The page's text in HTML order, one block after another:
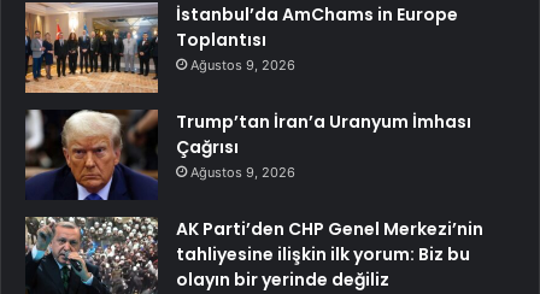
İstanbul’da AmChams in Europe
Toplantısı
Ağustos 9, 2026
Trump’tan İran’a Uranyum İmhası
Çağrısı
Ağustos 9, 2026
AK Parti’den CHP Genel Merkezi’nin
tahliyesine ilişkin ilk yorum: Biz bu
olayın bir yerinde değiliz